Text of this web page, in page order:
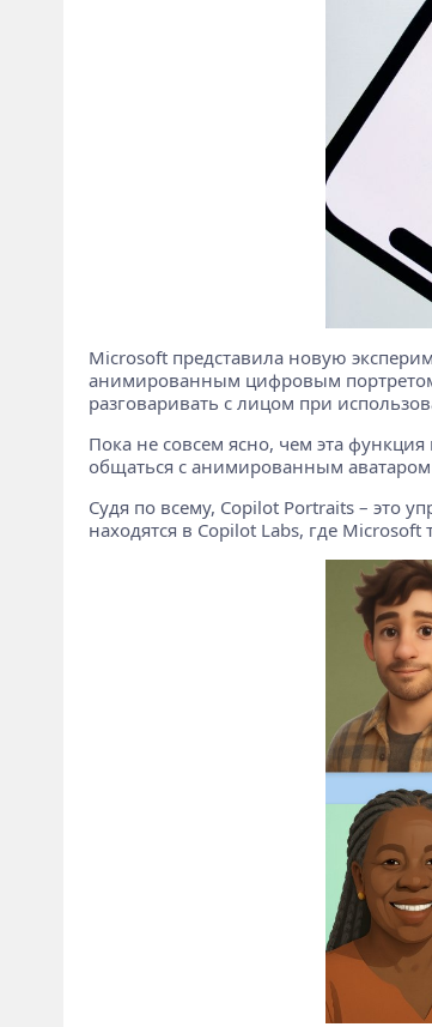
Microsoft представила новую
анимированным цифровым
разговаривать с лицом при
Пока не совсем ясно, чем эта
общаться с анимированным
Судя по всему, Copilot Portraits – это
находятся в Copilot Labs, где